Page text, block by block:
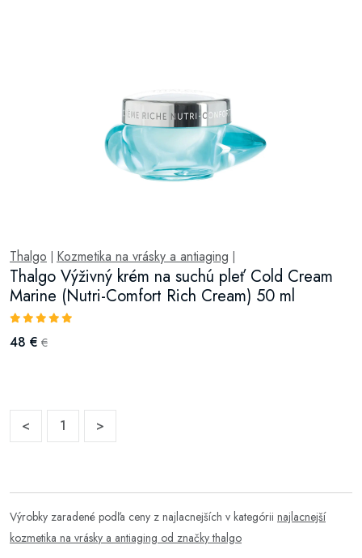
Thalgo Kozmetika na vrásky a antiaging
Thalgo Výživný krém na suchú pleť Cold Cream
Marine (Nutri-Comfort Rich Cream) 50 ml
48 € €
< 1 >
Výrobky zaradené podľa ceny z najlacnejších v kategórii najlacnejší
kozmetika na vrásky a antiaging od značky thalgo